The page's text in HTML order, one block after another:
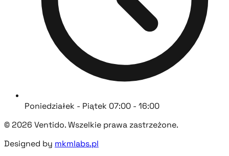
Poniedziałek - Piątek 07:00 - 16:00
© 2026 Ventido. Wszelkie prawa zastrzeżone.
Designed by mkmlabs.pl